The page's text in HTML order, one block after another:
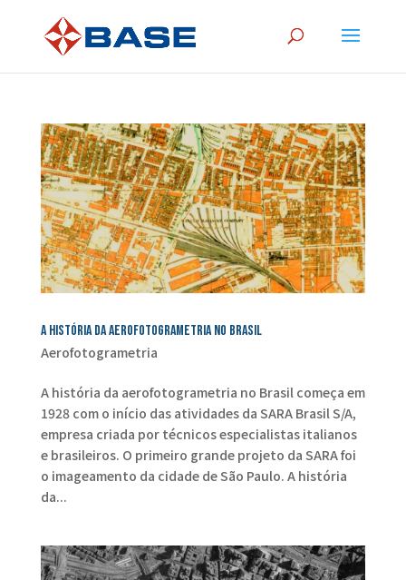
A história da aerofotogrametria no Brasil
Aerofotogrametria
A história da aerofotogrametria no Brasil começa em
1928 com o início das atividades da SARA Brasil S/A,
empresa criada por técnicos especialistas italianos
e brasileiros. O primeiro grande projeto da SARA foi
o imageamento da cidade de São Paulo. A história
da...